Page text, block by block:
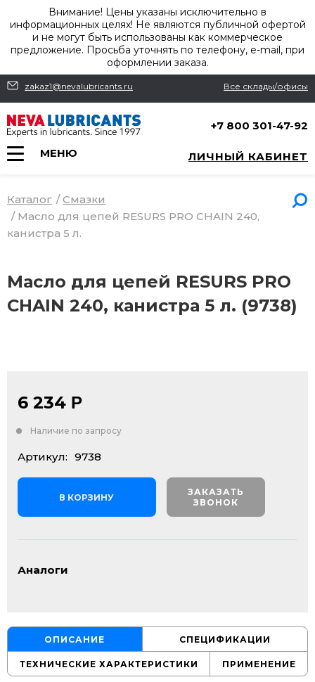
Внимание! Цены указаны исключительно в
информационных целях! Не являются публичной офертой
и не могут быть использованы как коммерческое
предложение. Просьба уточнять по телефону, e-mail, при
оформлении заказа.
zakaz1@nevalubricants.ru Все склады/офисы
+7 800 301-47-92
МЕНЮ ЛИЧНЫЙ КАБИНЕТ
Каталог / Смазки
/ Масло для цепей RESURS PRO CHAIN 240,
канистра 5 л.
Масло для цепей RESURS PRO
CHAIN 240, канистра 5 л. (9738)
6 234 Р
Наличие по запросу
Артикул: 9738
В КОРЗИНУ
ЗАКАЗАТЬ
ЗВОНОК
Аналоги
ОПИСАНИЕ СПЕЦИФИКАЦИИ
ТЕХНИЧЕСКИЕ ХАРАКТЕРИСТИКИ ПРИМЕНЕНИЕ